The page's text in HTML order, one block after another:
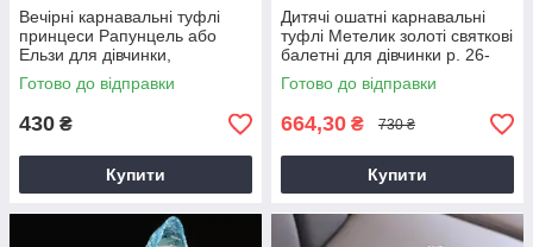
Вечірні карнавальні туфлі
принцеси Рапунцель або
Ельзи для дівчинки,
фіолетові, розміри 29–34
Готово до відправки
430 ₴
Купити
Дитячі ошатні карнавальні
туфлі Метелик золоті святкові
балетні для дівчинки р. 26-
33,35-36
Готово до відправки
664,30 ₴ 730 ₴
Купити